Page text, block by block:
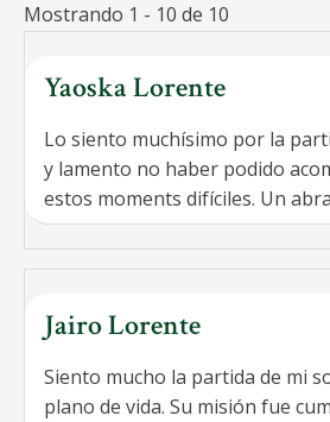
Mostrando 1 - 10 de 10
Yaoska Lorente
Lo siento muchísimo por la
y lamento no haber podido
estos moments difíciles. Un
Jairo Lorente
Siento mucho la partida de mi
plano de vida. Su misión fue